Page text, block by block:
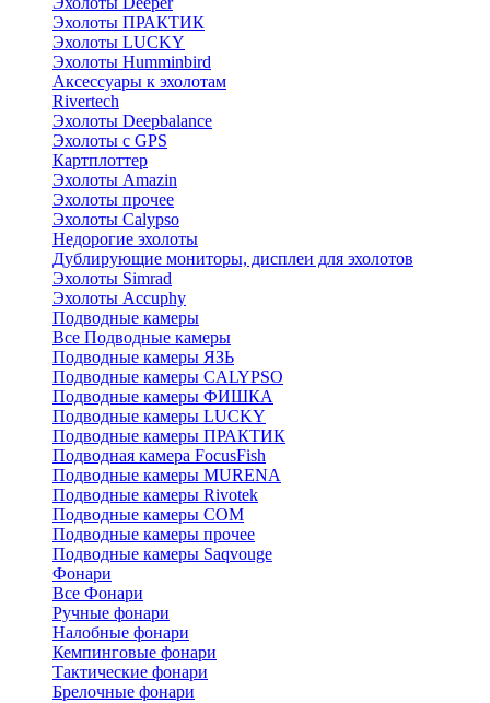
Эхолоты ПРАКТИК
Эхолоты LUCKY
Эхолоты Humminbird
Аксессуары к эхолотам
Rivertech
Эхолоты Deepbalance
Эхолоты с GPS
Картплоттер
Эхолоты Amazin
Эхолоты прочее
Эхолоты Calypso
Недорогие эхолоты
Дублирующие мониторы, дисплеи для эхолотов
Эхолоты Simrad
Эхолоты Accuphy
Подводные камеры
Все Подводные камеры
Подводные камеры ЯЗЬ
Подводные камеры CALYPSO
Подводные камеры ФИШКА
Подводные камеры LUCKY
Подводные камеры ПРАКТИК
Подводная камера FocusFish
Подводные камеры MURENA
Подводные камеры Rivotek
Подводные камеры СОМ
Подводные камеры прочее
Подводные камеры Saqvouge
Фонари
Все Фонари
Ручные фонари
Налобные фонари
Кемпинговые фонари
Тактические фонари
Брелочные фонари